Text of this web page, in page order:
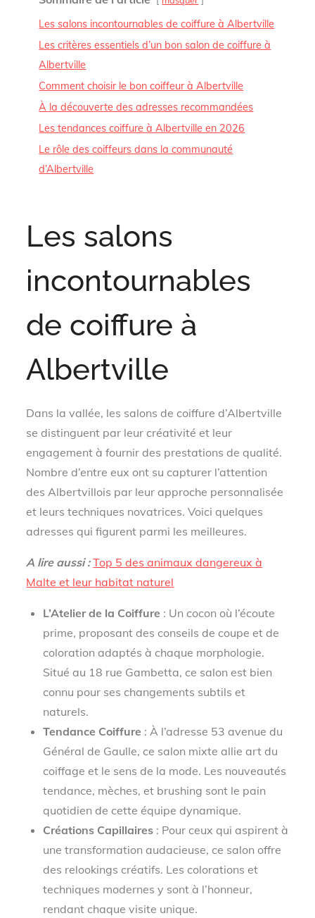
Les salons incontournables de coiffure à Albertville
Les critères essentiels d’un bon salon de coiffure à
Albertville
Comment choisir le bon coiffeur à Albertville
À la découverte des adresses recommandées
Les tendances coiffure à Albertville en 2026
Le rôle des coiffeurs dans la communauté
d’Albertville
Les salons
incontournables
de coiffure à
Albertville
Dans la vallée, les salons de coiffure d’Albertville
se distinguent par leur créativité et leur
engagement à fournir des prestations de qualité.
Nombre d’entre eux ont su capturer l’attention
des Albertvillois par leur approche personnalisée
et leurs techniques novatrices. Voici quelques
adresses qui figurent parmi les meilleures.
A lire aussi : Top 5 des animaux dangereux à
Malte et leur habitat naturel
L’Atelier de la Coiffure : Un cocon où l’écoute
prime, proposant des conseils de coupe et de
coloration adaptés à chaque morphologie.
Situé au 18 rue Gambetta, ce salon est bien
connu pour ses changements subtils et
naturels.
Tendance Coiffure : À l’adresse 53 avenue du
Général de Gaulle, ce salon mixte allie art du
coiffage et le sens de la mode. Les nouveautés
tendance, mèches, et brushing sont le pain
quotidien de cette équipe dynamique.
Créations Capillaires : Pour ceux qui aspirent à
une transformation audacieuse, ce salon offre
des relookings créatifs. Les colorations et
techniques modernes y sont à l’honneur,
rendant chaque visite unique.